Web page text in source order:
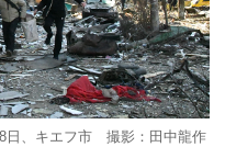
日、キエフ市 撮影：田中龍作